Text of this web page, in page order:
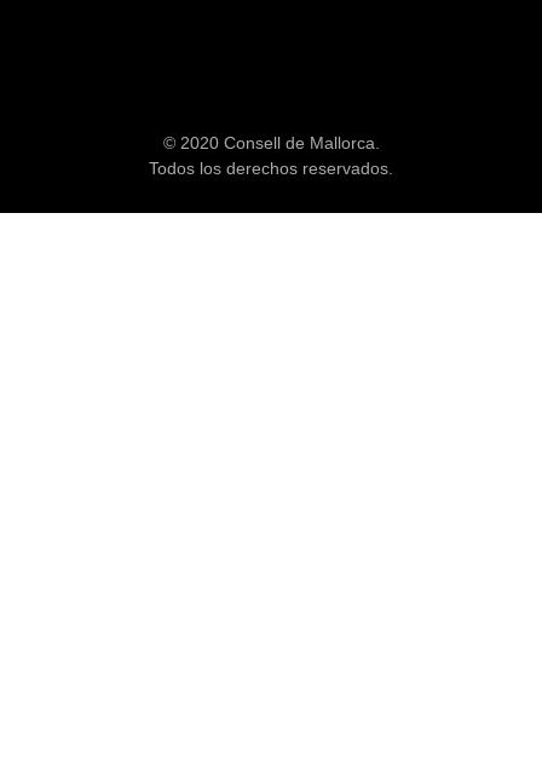
© 2020 Consell de Mallorca.
Todos los derechos reservados.